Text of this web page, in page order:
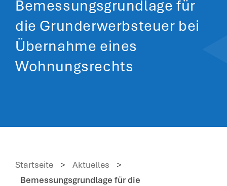
Bemessungsgrundlage für
die Grunderwerbsteuer bei
Übernahme eines
Wohnungsrechts
Startseite > Aktuelles
>
Bemessungsgrundlage für die